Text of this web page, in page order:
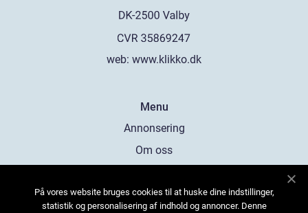
web: www.klikko.dk
Menu
Annonsering
Om oss
Kontakta oss
På vores website bruges cookies til at huske dine indstillinger,
statistik og personalisering af indhold og annoncer. Denne